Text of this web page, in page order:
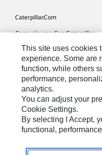
Caterpillar.com
Comuníquese Con Caterpillar
Mis Preferencias De Marketing
Mapa Del Sitio
Cookie Settings
Avisos Legales
Privacidad
Español
This site uses cookies
experience. Some are
function, while others
performance,
analytics.
You can adjust your
Cookie Settings.
By selecting I Accept,
functional,